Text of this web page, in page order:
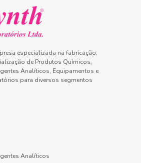
especializada na fabricação,
de Produtos Químicos,
Analíticos, Equipamentos e
para diversos segmentos
Analíticos